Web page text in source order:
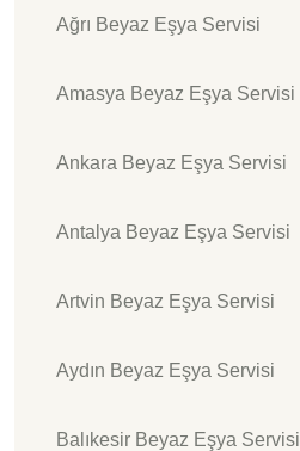
Ağrı Beyaz Eşya Servisi
Amasya Beyaz Eşya Servisi
Ankara Beyaz Eşya Servisi
Antalya Beyaz Eşya Servisi
Artvin Beyaz Eşya Servisi
Aydın Beyaz Eşya Servisi
Balıkesir Beyaz Eşya Servisi